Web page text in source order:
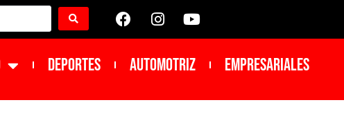
DEPORTES Automotriz Empresariales